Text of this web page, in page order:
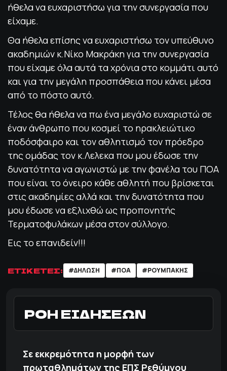
ήθελα να ευχαριστήσω για την συνεργασία που
είχαμε.
Θα ήθελα επίσης να ευχαριστήσω τον υπεύθυνο
ακαδημιών κ.Νίκο Μακράκη για την συνεργασία
που είχαμε όλα αυτά τα χρόνια στο κομμάτι αυτό
και για την μεγάλη προσπάθεια που κάνει μέσα
από το πόστο αυτό.
Τέλος θα ήθελα να πω ένα μεγάλο ευχαριστώ σε
έναν άνθρωπο που κοσμεί το ηρακλειώτικο
ποδόσφαιρο και τον αθλητισμό τον πρόεδρο
της ομάδας τον κ.Λελεκα που μου έδωσε την
δυνατότητα να αγωνιστώ με την φανέλα του ΠΟΑ
που είναι το όνειρο κάθε αθλητή που βρίσκεται
στις ακαδημίες αλλά και την δυνατότητα που
μου έδωσε να εξλιχθώ ως προπονητής
Τερματοφυλάκων μέσα στον σύλλογο.
Εις το επανιδείν!!!
ΕΤΙΚΕΤΕΣ: #ΔΗΛΩΣΗ #ΠΟΑ #ΡΟΥΜΠΑΚΗΣ
ΡΟΗ ΕΙΔΗΣΕΩΝ
Σε εκκρεμότητα η μορφή των
πρωταθλημάτων της ΕΠΣ Ρεθύμνου